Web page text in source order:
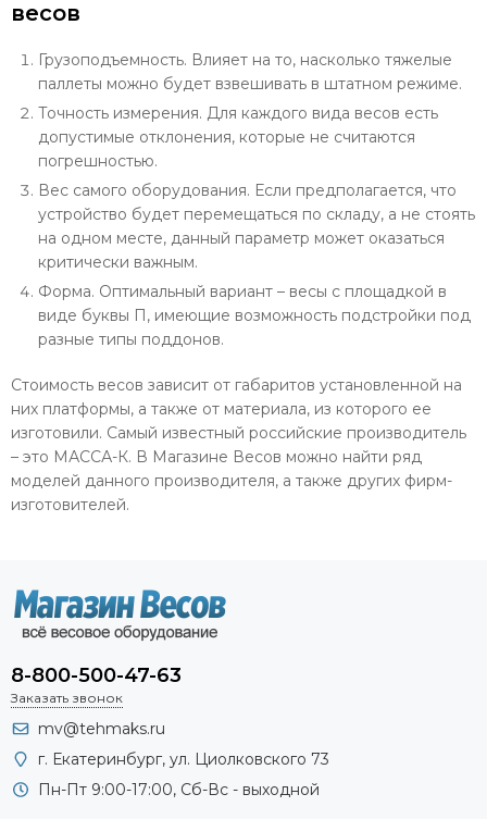
весов
Грузоподъемность. Влияет на то, насколько тяжелые
паллеты можно будет взвешивать в штатном режиме.
Точность измерения. Для каждого вида весов есть
допустимые отклонения, которые не считаются
погрешностью.
Вес самого оборудования. Если предполагается, что
устройство будет перемещаться по складу, а не стоять
на одном месте, данный параметр может оказаться
критически важным.
Форма. Оптимальный вариант – весы с площадкой в
виде буквы П, имеющие возможность подстройки под
разные типы поддонов.
Стоимость весов зависит от габаритов установленной на
них платформы, а также от материала, из которого ее
изготовили. Самый известный российские производитель
– это МАССА-К. В Магазине Весов можно найти ряд
моделей данного производителя, а также других фирм-
изготовителей.
8-800-500-47-63
Заказать звонок
mv@tehmaks.ru
г. Екатеринбург, ул. Циолковского 73
Пн-Пт 9:00-17:00, Сб-Вс - выходной